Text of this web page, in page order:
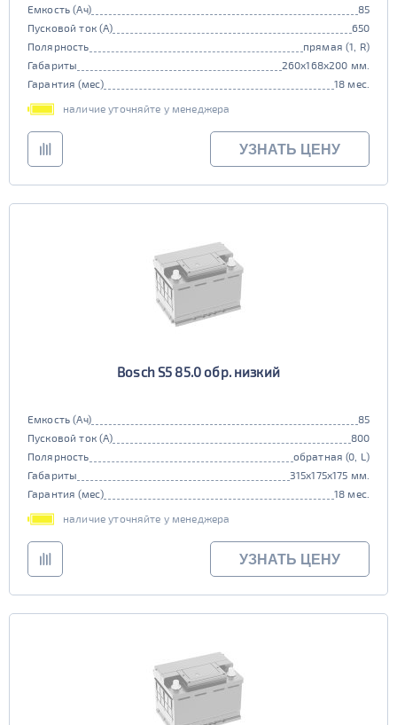
Емкость (Ач)
85
Пусковой ток (А)
650
Полярность
прямая (1, R)
Габариты
260x168x200 мм.
Гарантия (мес)
18 мес.
наличие уточняйте у менеджера
УЗНАТЬ ЦЕНУ
Bosch S5 85.0 обр. низкий
Емкость (Ач)
85
Пусковой ток (А)
800
Полярность
обратная (0, L)
Габариты
315x175x175 мм.
Гарантия (мес)
18 мес.
наличие уточняйте у менеджера
УЗНАТЬ ЦЕНУ